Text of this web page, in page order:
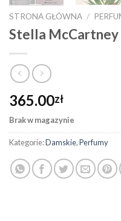
STRONA GŁÓWNA /
Stella
365.00zł
Brak w magazynie
Kategorie:Damskie,Perfumy